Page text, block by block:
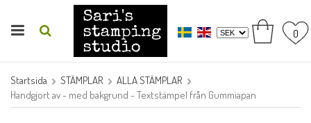
0
Startsida STÄMPLAR
ALLA STÄMPLAR
Handgjort av - med bakgrund - Textstämpel från Gummiapan